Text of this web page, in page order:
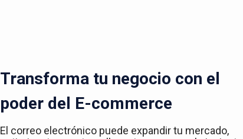
Transforma tu negocio con el
poder del E-commerce
El correo electrónico puede expandir tu mercado,